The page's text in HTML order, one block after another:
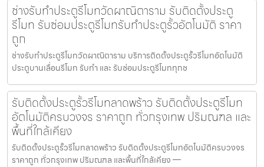
ช่างรับทำประตูรีโมทวัดผาณิตาราม รับติดตั้งประตู
รีโมท รับซ่อมประตูรีโมทรับทำประตูรั้วอัตโนมัติ ราคา
ถูก
ช่างรับทำประตูรีโมทวัดผาณิตาราม บริการติดตั้งประตูรั้วรีโมทอัตโนมัติ
ประตูบานเลื่อนรีโมท รับทำ และ รับซ่อมประตูรีโมททุกช
รับติดตั้งประตูรั้วรีโมทลาดพร้าว รับติดตั้งประตูรีโมท
อัตโนมัติครบวงจร ราคาถูก ทั่วกรุงเทพ ปริมณฑล และ
พื้นที่ใกล้เคียง
รับติดตั้งประตูรั้วรีโมทลาดพร้าว รับติดตั้งประตูรีโมทอัตโนมัติครบวงจร
ราคาถูก ทั่วกรุงเทพ ปริมณฑล และพื้นที่ใกล้เคียง —